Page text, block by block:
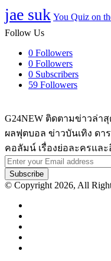
jae suk You Quiz on
Follow Us
0 Followers
0 Followers
0 Subscribers
59 Followers
G24NEW ติดตามข่าวล่
ผลฟุตบอล ข่าวบันเทิง ดา
คอลัมน์ เรื่องย่อละครและ
Enter
your
Email
address
© Copyright 2026, All